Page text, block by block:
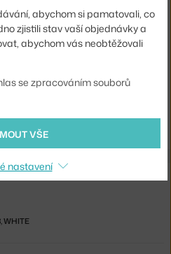
lakovaná ocel
B665-AI79
Pier kombinácia 101, white
WHITE
abychom si pamatovali, co
zjistili stav vaší objednávky a
abychom vás neobtěžovali
se zpracováním souborů
VŠE
nastavení